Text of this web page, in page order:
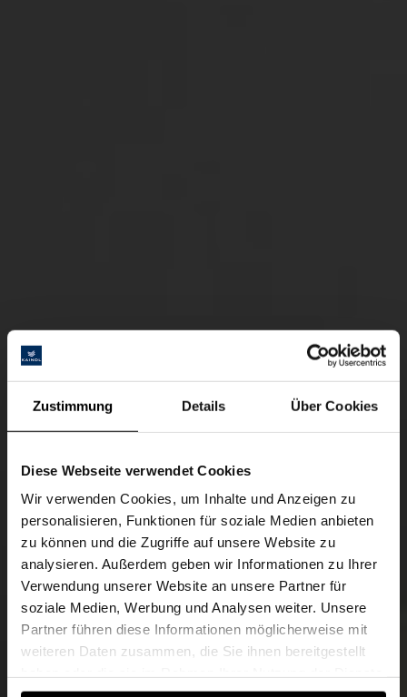
Zustimmung Details Über Cookies
Diese Webseite verwendet Cookies
Wir verwenden Cookies, um Inhalte und Anzeigen zu
personalisieren, Funktionen für soziale Medien anbieten
zu können und die Zugriffe auf unsere Website zu
analysieren. Außerdem geben wir Informationen zu Ihrer
Verwendung unserer Website an unsere Partner für
soziale Medien, Werbung und Analysen weiter. Unsere
Partner führen diese Informationen möglicherweise mit
weiteren Daten zusammen, die Sie ihnen bereitgestellt